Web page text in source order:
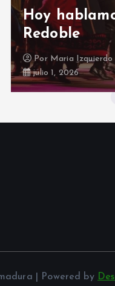
Hoy
Redoble
Por Maria Izquierdo
julio 1, 2026
| Powered by